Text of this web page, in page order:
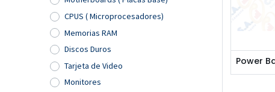
CPUS ( Microprocesadores)
Memorias RAM
Discos Duros
Tarjeta de Video
Monitores